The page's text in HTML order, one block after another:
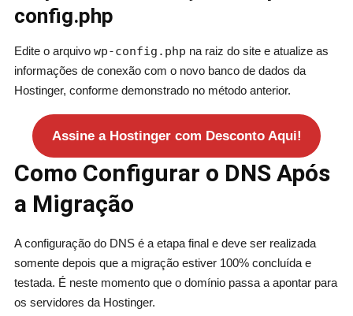
config.php
Edite o arquivo wp-config.php na raiz do site e atualize as
informações de conexão com o novo banco de dados da
Hostinger, conforme demonstrado no método anterior.
Assine a Hostinger com Desconto Aqui!
Como Configurar o DNS Após
a Migração
A configuração do DNS é a etapa final e deve ser realizada
somente depois que a migração estiver 100% concluída e
testada. É neste momento que o domínio passa a apontar para
os servidores da Hostinger.